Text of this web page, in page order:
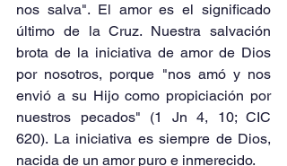
nos salva". El amor es el significado
último de la Cruz. Nuestra salvación
brota de la iniciativa de amor de Dios
por nosotros, porque "nos amó y nos
envió a su Hijo como propiciación por
nuestros pecados" (1 Jn 4, 10; CIC
620). La iniciativa es siempre de Dios,
nacida de un amor puro e inmerecido.